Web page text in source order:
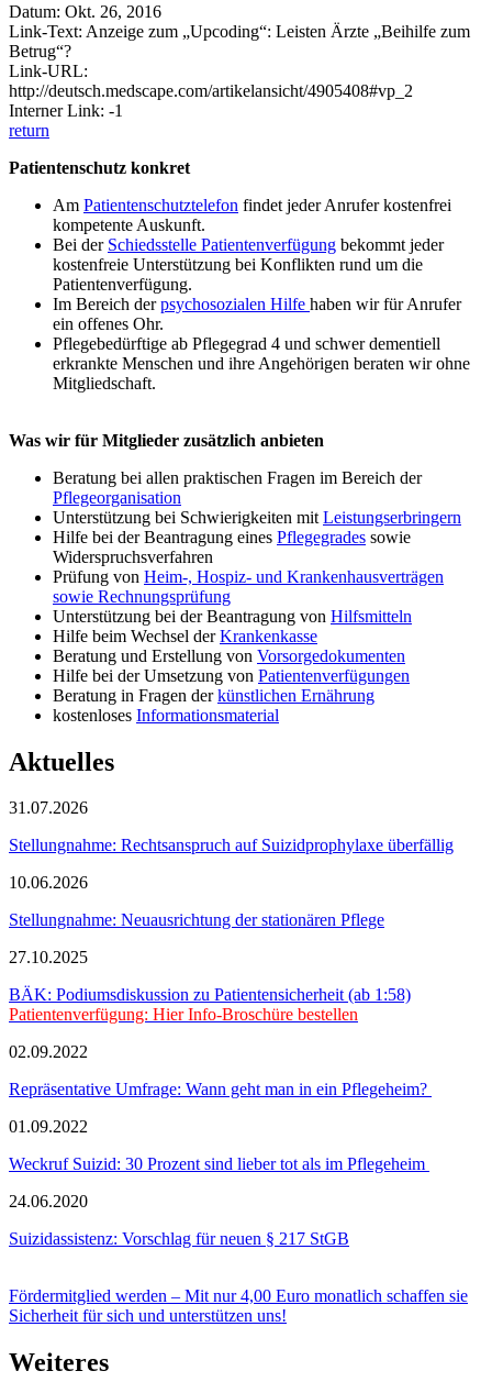
Datum: Okt. 26, 2016
Link-Text: Anzeige zum „Upcoding“: Leisten Ärzte „Beihilfe zum
Betrug“?
Link-URL:
http://deutsch.medscape.com/artikelansicht/4905408#vp_2
Interner Link: -1
return
Patientenschutz konkret
Am Patientenschutztelefon findet jeder Anrufer kostenfrei
kompetente Auskunft.
Bei der Schiedsstelle Patientenverfügung bekommt jeder
kostenfreie Unterstützung bei Konflikten rund um die
Patientenverfügung.
Im Bereich derpsychosozialen Hilfe haben wir für Anrufer
ein offenes Ohr.
Pflegebedürftige ab Pflegegrad 4 und schwer dementiell
erkrankte Menschen und ihre Angehörigen beraten wir ohne
Mitgliedschaft.
Was wir für Mitglieder zusätzlich anbieten
Beratung bei allen praktischen Fragen im Bereich der
Pflegeorganisation
Unterstützung bei Schwierigkeiten mit Leistungserbringern
Hilfe bei der Beantragung eines Pflegegrades sowie
Widerspruchsverfahren
Prüfung von Heim-, Hospiz- und Krankenhausverträgen
sowie Rechnungsprüfung
Unterstützung bei der Beantragung von Hilfsmitteln
Hilfe beim Wechsel derKrankenkasse
Beratung und Erstellung von Vorsorgedokumenten
Hilfe bei der Umsetzung von Patientenverfügungen
Beratung in Fragen derkünstlichen Ernährung
kostenloses Informationsmaterial
Aktuelles
31.07.2026
Stellungnahme: Rechtsanspruch auf Suizidprophylaxe überfällig
10.06.2026
Stellungnahme: Neuausrichtung der stationären Pflege
27.10.2025
BÄK: Podiumsdiskussion zu Patientensicherheit (ab 1:58)
Patientenverfügung: Hier Info-Broschüre bestellen
02.09.2022
Repräsentative Umfrage: Wann geht man in ein Pflegeheim?
01.09.2022
Weckruf Suizid: 30 Prozent sind lieber tot als im Pflegeheim
24.06.2020
Suizidassistenz: Vorschlag für neuen § 217 StGB
Fördermitglied werden – Mit nur 4,00 Euro monatlich schaffen sie
Sicherheit für sich und unterstützen uns!
Weiteres